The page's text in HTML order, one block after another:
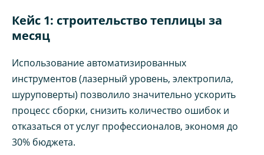
Кейс 1: строительство теплицы за
месяц
Использование автоматизированных
инструментов (лазерный уровень, электропила,
шуруповерты) позволило значительно ускорить
процесс сборки, снизить количество ошибок и
отказаться от услуг профессионалов, экономя до
30% бюджета.